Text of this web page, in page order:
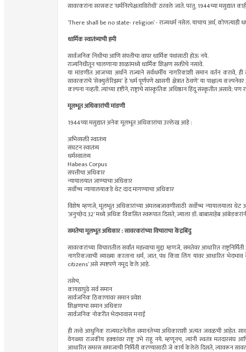
सावरकरांना सरसकट ‘धर्मनिरपेक्षताविरोधी’ ठरवले जाते. परंतु, 1944च्या मसुद्यात
’There shall be no state- religion’ - राज्यधर्म नसेल. याचाच अर्थ, कोणत्याही
धार्मिक स्वातंत्र्याची हमी
सार्वजनिक निधीचा आणि संपत्तीचा वापर धार्मिक पंथांसाठी होऊ नये.
राज्यनिधीतून चालणार्‍या शाळांमध्ये धार्मिक शिक्षण सक्तीचे नसावे.
या मांडणीत आजच्या अर्थाने राज्याने सर्वधर्मीय नागरिकांशी समान वर्तन
सावरकरांचे ‘सेक्युलॅरिझम’ हे ‘धर्म पूर्णपणे खासगी क्षेत्रात ठेवणे’ या पाश्चात्य
कल्पना नव्हती. त्यांच्या दृष्टीने, राष्ट्राचे सांस्कृतिक अधिष्ठान हिंदू संस्कृतीत असावे;
मूलभूत अधिकारांची मांडणी
1944च्या मसुद्यात अनेक मूलभूत अधिकारांचा उल्लेख आहे :
अभिव्यक्ती स्वातंत्र्य
संघटन स्वातंत्र्य
धर्मस्वातंत्र्य
Habeas Corpus
संपत्तीचा अधिकार
न्यायालयात जाण्याचा अधिकार
सर्वोच्च न्यायालयाकडे थेट दाद मागण्याचा अधिकार
विशेष म्हणजे, मूलभूत अधिकारांच्या अंमलबजावणीसाठी सर्वोच्च न्यायालयाला
‘अनुच्छेद 32’ मध्ये अधिक विकसित स्वरूपात दिसते, ज्याला डॉ. बाबासाहेब
समतेचा मूलभूत अधिकार : सावरकरांच्या विचाराचा केंद्रबिंदु
सावरकरांच्या विचारातील सर्वांत महत्त्वाचा मुद्दा म्हणजे, समतेवर आधारित
नागरिकत्वाची व्याख्या करताना धर्म, जात, पंथ किंवा लिंग यांवर आधारित
citizens’ असे स्पष्टपणे नमूद केले आहे.
तसेच,
कायद्यापुढे सर्व समान
सार्वजनिक ठिकाणांवर समान प्रवेश
शिक्षणाचा समान अधिकार
सार्वजनिक नोकरीत भेदभावास मनाई
ही तत्त्वे आधुनिक राज्यघटनेतील समानतेच्या अधिकाराशी अत्यंत जवळची आहेत.
वेगळ्या राजकीय हक्कांवर राष्ट्र उभे राहू नये. म्हणूनच, त्यांनी स्वतंत्र मतदारसंघ
आधारित समरस समाजाची निर्मिती करण्यासाठी जे कार्य केलेले दिसते, त्यावरून